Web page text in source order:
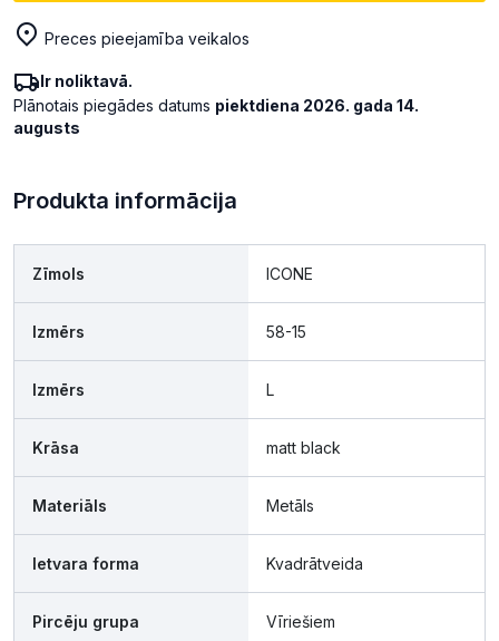
Preces pieejamība veikalos
Ir noliktavā.
Plānotais piegādes datums piektdiena 2026. gada 14.
augusts
Produkta informācija
Zīmols ICONE
Izmērs 58-15
Izmērs L
Krāsa matt black
Materiāls Metāls
Ietvara forma Kvadrātveida
Pircēju grupa Vīriešiem